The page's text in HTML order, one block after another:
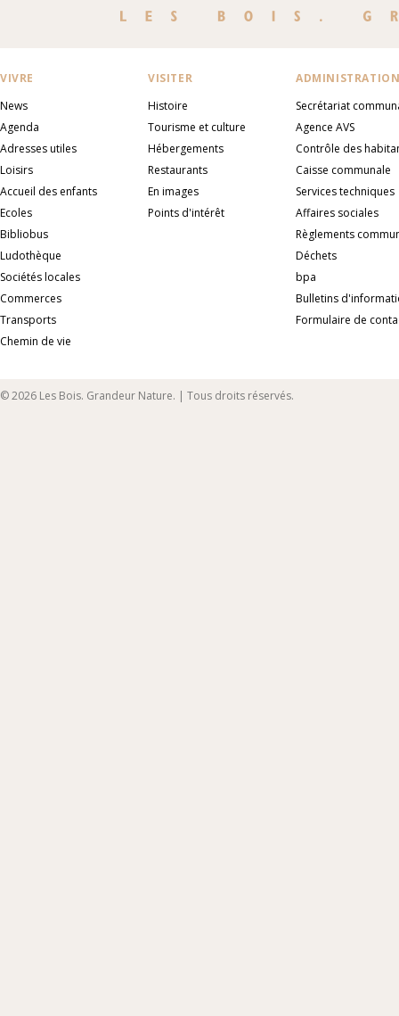
VIVRE
News
Agenda
Adresses utiles
Loisirs
Accueil des enfants
Ecoles
Bibliobus
Ludothèque
Sociétés locales
Commerces
Transports
Chemin de vie
VISITER
Histoire
Tourisme et culture
Hébergements
Restaurants
En images
Points d'intérêt
Secrétariat
Agence AVS
Contrôle des
Caisse communale
Services techniques
Affaires sociales
Règlements
Déchets
bpa
Bulletins
Formulaire de
© 2026 Les Bois. Grandeur Nature. | Tous droits réservés.